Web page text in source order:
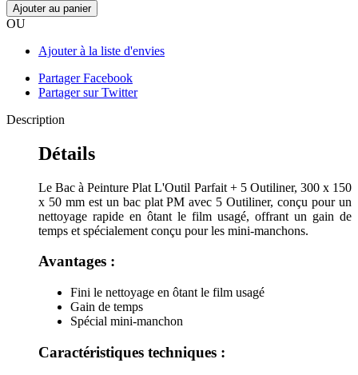
Ajouter au panier
OU
Ajouter à la liste d'envies
Partager Facebook
Partager sur Twitter
Description
Détails
Le Bac à Peinture Plat L'Outil Parfait + 5 Outiliner, 300 x 150
x 50 mm est un bac plat PM avec 5 Outiliner, conçu pour un
nettoyage rapide en ôtant le film usagé, offrant un gain de
temps et spécialement conçu pour les mini-manchons.
Avantages :
Fini le nettoyage en ôtant le film usagé
Gain de temps
Spécial mini-manchon
Caractéristiques techniques :